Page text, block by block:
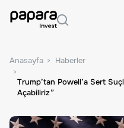
Anasayfa Haberler
Trump’tan Powell’a Sert
Açabiliriz”